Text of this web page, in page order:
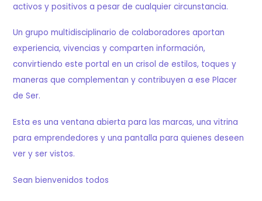
activos y positivos a pesar de cualquier circunstancia.
Un grupo multidisciplinario de colaboradores aportan
experiencia, vivencias y comparten información,
convirtiendo este portal en un crisol de estilos, toques y
maneras que complementan y contribuyen a ese Placer
de Ser.
Esta es una ventana abierta para las marcas, una vitrina
para emprendedores y una pantalla para quienes deseen
ver y ser vistos.
Sean bienvenidos todos